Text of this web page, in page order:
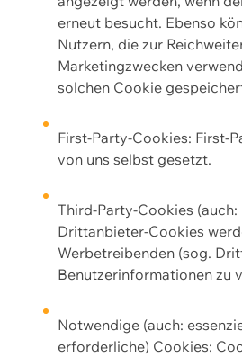
erneut besucht. Ebenso
Nutzern, die zur
Marketingzwecken
solchen Cookie
First-Party-Cookies: First-
von uns selbst gesetzt.
Third-Party-Cookies
Drittanbieter-Cookies
Werbetreibenden (sog.
Benutzerinformationen zu
Notwendige (auch:
erforderliche) Cookies: